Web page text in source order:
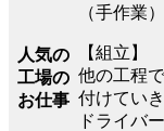
人気の
工場の
お仕事
（手作業
【組立】
他の工程
付けていき
ドライバ